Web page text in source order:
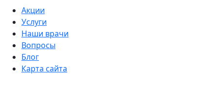
Акции
Услуги
Наши врачи
Вопросы
Блог
Карта сайта